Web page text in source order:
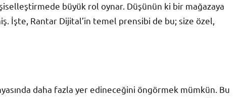
büyük rol oynar. Düşünün ki bir mağazaya
İşte, Rantar Dijital’in temel prensibi de bu; size özel,
daha fazla yer edineceğini öngörmek mümkün. Bu